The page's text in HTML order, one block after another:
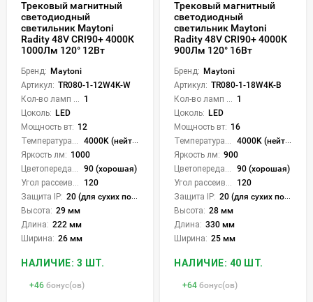
Трековый магнитный
светодиодный
светильник Maytoni
Radity 48V CRI90+ 4000К
1000Лм 120° 12Вт
Бренд: Maytoni
Артикул: TR080-1-12W4K-W
1
Цоколь: LED
Мощность вт: 12
4000K (нейтральный)
Яркость лм: 1000
90 (хорошая)
120
Защита IP: 20 (для сухих пом.)
Высота: 29 мм
Длина: 222 мм
Ширина: 26 мм
НАЛИЧИЕ: 3 ШТ.
+46 бонус(ов)
Трековый магнитный
светодиодный
светильник Maytoni
Radity 48V CRI90+ 4000К
900Лм 120° 16Вт
Бренд: Maytoni
Артикул: TR080-1-18W4K-B
1
Цоколь: LED
Мощность вт: 16
4000K (нейтральный)
Яркость лм: 900
90 (хорошая)
120
Защита IP: 20 (для сухих пом.)
Высота: 28 мм
Длина: 330 мм
Ширина: 25 мм
НАЛИЧИЕ: 40 ШТ.
+64 бонус(ов)